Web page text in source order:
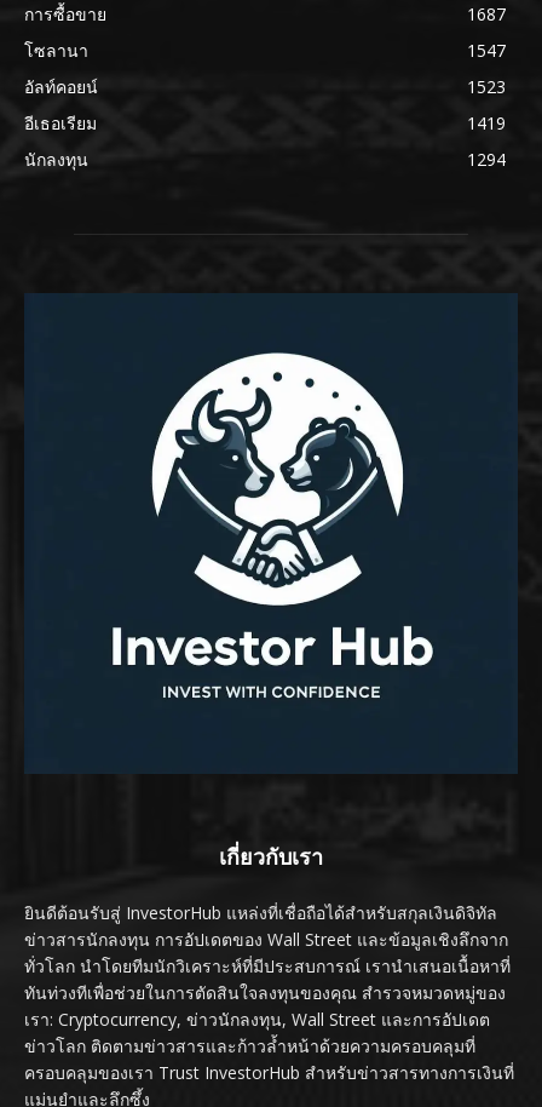
การซื้อขาย
1687
โซลานา
1547
อัลท์คอยน์
1523
อีเธอเรียม
1419
นักลงทุน
1294
เกี่ยวกับเรา
ยินดีต้อนรับสู่ InvestorHub แหล่งที่เชื่อถือได้สำหรับสกุลเงินดิจิทัล
ข่าวสารนักลงทุน การอัปเดตของ Wall Street และข้อมูลเชิงลึกจาก
ทั่วโลก นำโดยทีมนักวิเคราะห์ที่มีประสบการณ์ เรานำเสนอเนื้อหาที่
ทันท่วงทีเพื่อช่วยในการตัดสินใจลงทุนของคุณ สำรวจหมวดหมู่ของ
เรา: Cryptocurrency, ข่าวนักลงทุน, Wall Street และการอัปเดต
ข่าวโลก ติดตามข่าวสารและก้าวล้ำหน้าด้วยความครอบคลุมที่
ครอบคลุมของเรา Trust InvestorHub สำหรับข่าวสารทางการเงินที่
แม่นยำและลึกซึ้ง